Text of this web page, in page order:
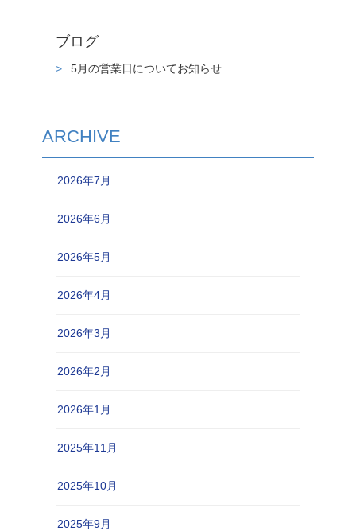
ブログ
5月の営業日についてお知らせ
ARCHIVE
2026年7月
2026年6月
2026年5月
2026年4月
2026年3月
2026年2月
2026年1月
2025年11月
2025年10月
2025年9月